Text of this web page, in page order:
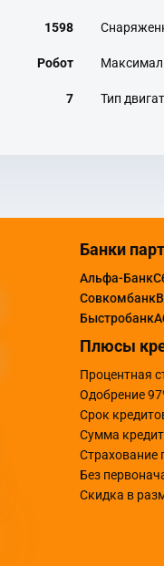
1598
Робот
7 Тип
Банки
Альфа-Банк
Совкомбанк
Быстробанк
Плюсы
Процентная
Одобрение
Срок
Сумма
Страхование
Без
Скидка в